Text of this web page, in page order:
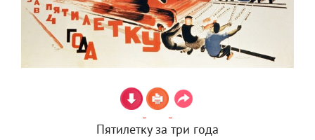
Пятилетку за три года